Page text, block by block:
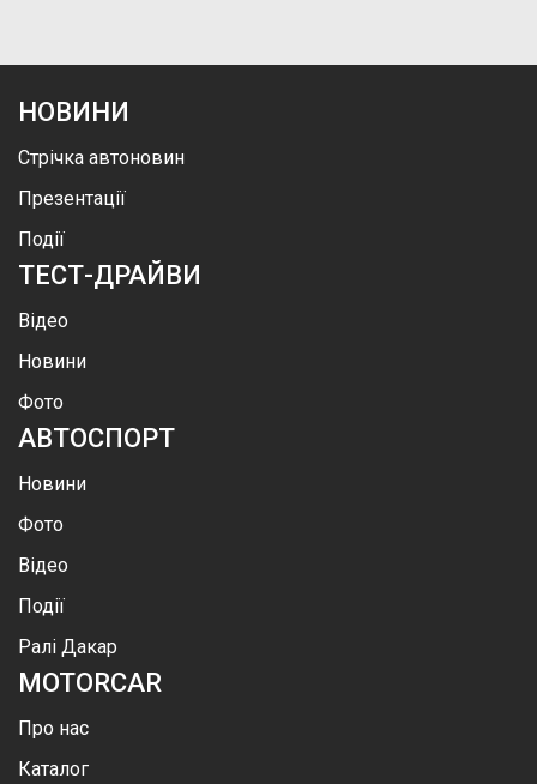
НОВИНИ
Стрічка автоновин
Презентації
Події
ТЕСТ-ДРАЙВИ
Відео
Новини
Фото
АВТОСПОРТ
Новини
Фото
Відео
Події
Ралі Дакар
MOTORCAR
Про нас
Каталог